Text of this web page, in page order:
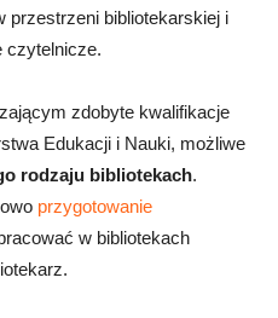
przestrzeni bibliotekarskiej i
czytelnicze.
zdobyte kwalifikacje
Edukacji i Nauki, możliwe
rodzaju bibliotekach.
przygotowanie
w bibliotekach